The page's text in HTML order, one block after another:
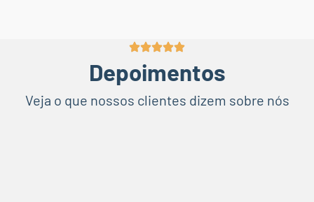
Depoimentos
Veja o que nossos clientes dizem sobre nós